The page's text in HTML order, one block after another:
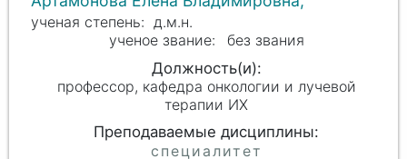
д.м.н.
без звания
профессор, кафедра онкологии и лучевой
терапии ИХ